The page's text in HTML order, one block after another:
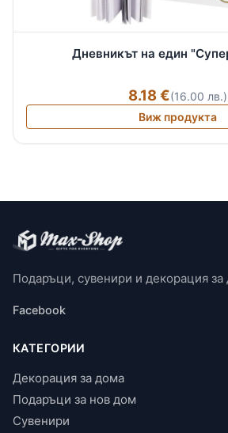
Дневникът на един
8.18 €(16.00 лв.)
Виж продукта
Подаръци, сувенири и декорация за
Facebook
КАТЕГОРИИ
Декорация за дома
Подаръци за нов дом
Сувенири